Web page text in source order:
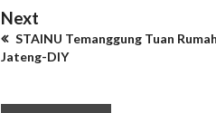
Next
STAINU Temanggung Tuan
Jateng-DIY